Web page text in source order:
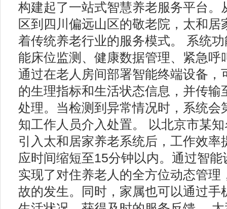
构建起了一站式智慧养老服务平台。
区到四川偏远山区的敬老院，太和居
着传统养老行业的服务模式。 系统
能床位监测、健康数据管理、紧急呼
通过在老人房间部署智能终端设备，
的生理指标和生活状态信息，并传输
处理。当检测到异常情况时，系统会
知工作人员介入处置。 以北京市某
引入太和居家养老系统后，工作效率
应时间缩短至15分钟以内。通过智
实现了对住养老人的全方位动态管理
故的发生。同时，家属也可以通过手